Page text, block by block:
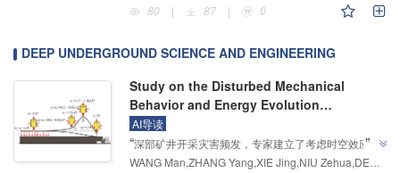
80
| 87 | 0
DEEP UNDERGROUND SCIENCE AND ENGINEERING
Study on the Disturbed Mechanical
Behavior and Energy Evolution
Characteristics of Deep Roof Rock
Considering Spatio‒Temporal Effects
AI导读
“深部矿井开采灾害频发，专家建立了考虑时空效应的
真实扰动应力路径概化模型，开展渗流应力场耦合试
”